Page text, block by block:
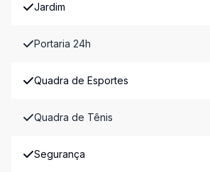
Jardim
Portaria 24h
Quadra de Esportes
Quadra de Tênis
Segurança